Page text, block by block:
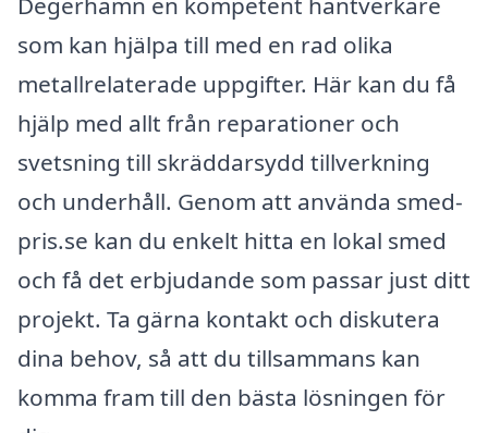
som kan hjälpa till med en rad olika
metallrelaterade uppgifter. Här kan du få
hjälp med allt från reparationer och
svetsning till skräddarsydd tillverkning
och underhåll. Genom att använda smed-
pris.se kan du enkelt hitta en lokal smed
och få det erbjudande som passar just ditt
projekt. Ta gärna kontakt och diskutera
dina behov, så att du tillsammans kan
komma fram till den bästa lösningen för